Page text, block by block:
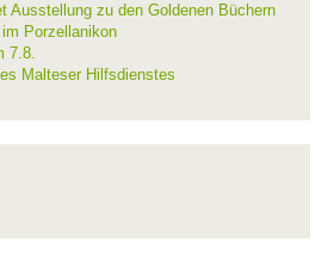
Ausstellung zu den Goldenen Büchern
Porzellanikon
7.8.
Malteser Hilfsdienstes